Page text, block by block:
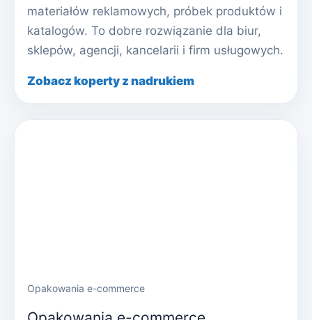
materiałów reklamowych, próbek produktów i
katalogów. To dobre rozwiązanie dla biur,
sklepów, agencji, kancelarii i firm usługowych.
Zobacz koperty z nadrukiem
Opakowania e-commerce